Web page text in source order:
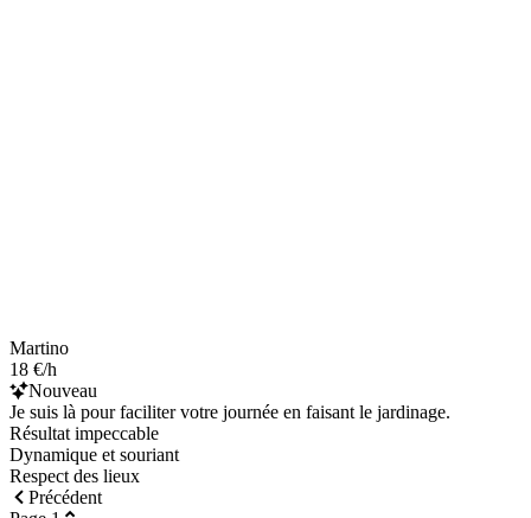
Martino
18 €/h
Nouveau
Je suis là pour faciliter votre journée en faisant le jardinage.
Résultat impeccable
Dynamique et souriant
Respect des lieux
Précédent